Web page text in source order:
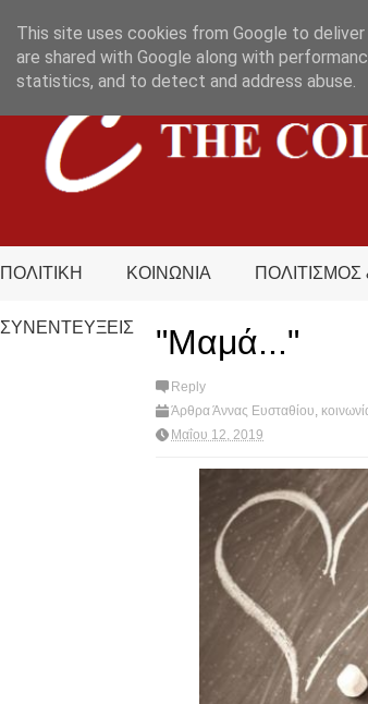
ΠΟΛΙΤΙΚΗ ΚΟΙΝΩΝΙΑ ΠΟΛΙΤΙΣΜΟΣ
ΣΥΝΕΝΤΕΥΞΕΙΣ "Μαμά..."
Reply
Άρθρα Άννας Ευσταθίου
Μαΐου 12, 2019
This site uses cookies from Google to
are shared with Google along with
statistics, and to detect and address abuse.